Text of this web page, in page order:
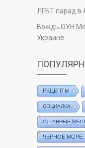
ЛГБТ парад в
Вождь ОУН
Украине
РЕЦЕПТЫ
СОЦИАЛКА
СТРАННЫЕ
ЧЕРНОЕ МОРЕ